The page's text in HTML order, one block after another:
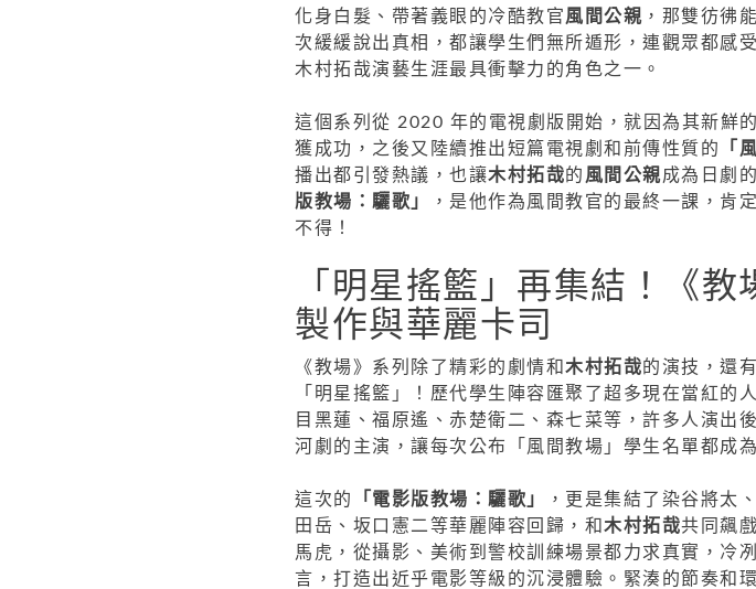
化身白髮、帶著義眼的冷酷教官風間公親 ，那雙彷彿
次緩緩說出真相，都讓學生們無所遁形，連觀眾都感
木村拓哉演藝生涯最具衝擊力的角色之一。
這個系列從 2020 年的電視劇版開始，就因為其新鮮
獲成功，之後又陸續推出短篇電視劇和前傳性質的
「
播出都引發熱議，也讓木村拓哉的 風間公親成為日劇
版教場：驪歌」
，是他作為風間教官的最終一課，肯
不得！
「明星搖籃」再集結！《教
製作與華麗卡司
《教場》系列除了精彩的劇情和 木村拓哉的演技，還
「明星搖籃」！歷代學生陣容匯聚了超多現在當紅的
目黑蓮、福原遙、赤楚衛二、森七菜等，許多人演出
河劇的主演，讓每次公布「風間教場」學生名單都成
這次的 「電影版教場：驪歌」
，更是集結了染谷將太
田岳、坂口憲二等華麗陣容回歸，和 木村拓哉共同飆
馬虎，從攝影、美術到警校訓練場景都力求真實，冷
言，打造出近乎電影等級的沉浸體驗。緊湊的節奏和